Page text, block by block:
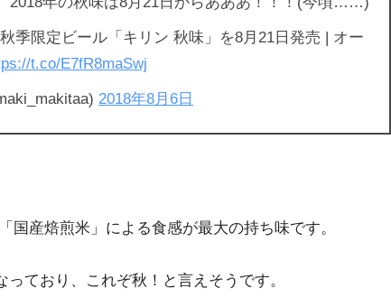
季限定ビール「キリン 秋味」を8月21日発売 | オー
t.co/E7fR8maSwj
2018年8月6日
国産焙煎米」による食感が最大の持ち味です。
ており、これぞ秋！と言えそうです。